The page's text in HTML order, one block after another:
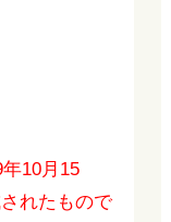
10月15
れたもので